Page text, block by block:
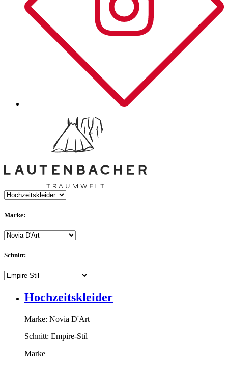
Marke:
Schnitt:
Hochzeitskleider
Marke: Novia D'Art
Schnitt: Empire-Stil
Marke